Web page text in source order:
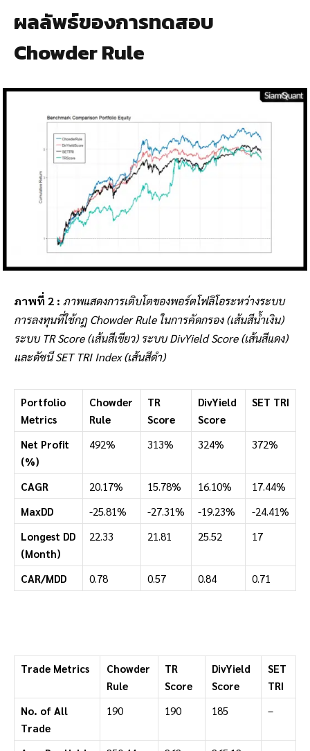
ผลลัพธ์ของการทดสอบ
Chowder Rule
ภาพที่ 2 : ภาพแสดงการเติบโตของพอร์ตโฟลิโอระหว่างระบบ
การลงทุนที่ใช้กฎ Chowder Rule ในการคัดกรอง (เส้นสีน้ำเงิน)
ระบบ TR Score (เส้นสีเขียว) ระบบ DivYield Score (เส้นสีแดง)
และดัชนี SET TRI Index (เส้นสีดำ)
Portfolio
Metrics
Chowder
Rule
TR
Score
DivYield
Score
SET TRI
Net Profit
(%)
492% 313% 324% 372%
CAGR 20.17% 15.78% 16.10%
17.44%
MaxDD
-25.81% -27.31% -19.23%
-24.41%
Longest DD
(Month)
22.33 21.81 25.52 17
CAR/MDD 0.78 0.57 0.84 0.71
Trade Metrics
Chowder
Rule
TR
Score
DivYield
Score
SET
TRI
No. of All
Trade
190 190 185 –